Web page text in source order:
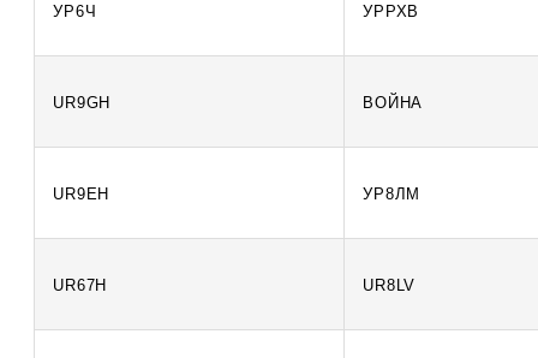
УР6Ч УРРХВ
UR9GH ВОЙНА
UR9EH УР8ЛМ
UR67H UR8LV